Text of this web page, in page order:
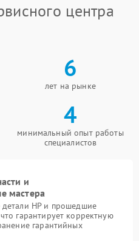
центра
6
лет на рынке
4
минимальный опыт работы
специалистов
и
мастера
детали HP и прошедшие
гарантирует корректную
гарантийных